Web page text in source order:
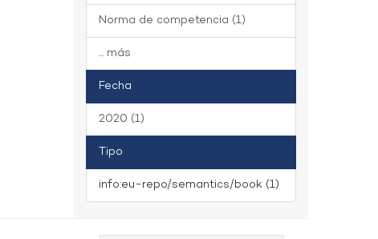
Norma de competencia (1)
... más
Fecha
2020 (1)
Tipo
info:eu-repo/semantics/book (1)